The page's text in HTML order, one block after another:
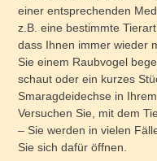
einer entsprechenden
z.B. eine bestimmte
dass Ihnen immer wieder
Sie einem Raubvogel
schaut oder ein kurzes
Smaragdeidechse in
Versuchen Sie, mit dem
– Sie werden in vielen
Sie sich dafür öffnen.